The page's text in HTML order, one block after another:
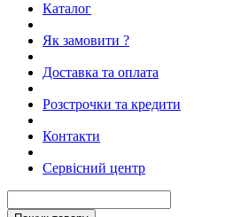
Каталог
Як замовити ?
Доставка та оплата
Розстрочки та кредити
Контакти
Сервісний центр